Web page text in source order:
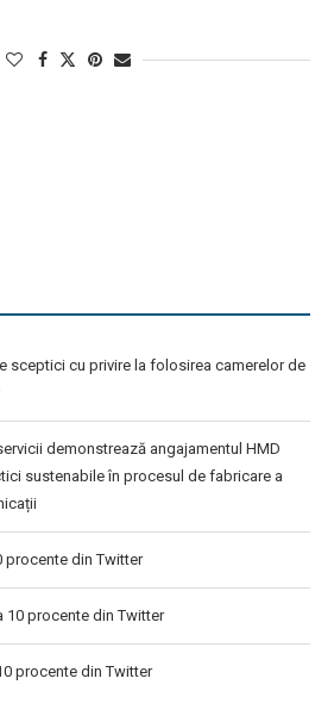
sceptici cu privire la folosirea camerelor de
demonstrează angajamentul HMD
sustenabile în procesul de fabricare a
procente din Twitter
10 procente din Twitter
procente din Twitter